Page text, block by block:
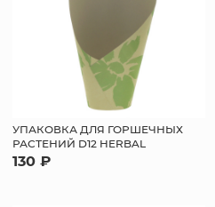
УПАКОВКА ДЛЯ ГОРШЕЧНЫХ
РАСТЕНИЙ D12 HERBAL
130 ₽